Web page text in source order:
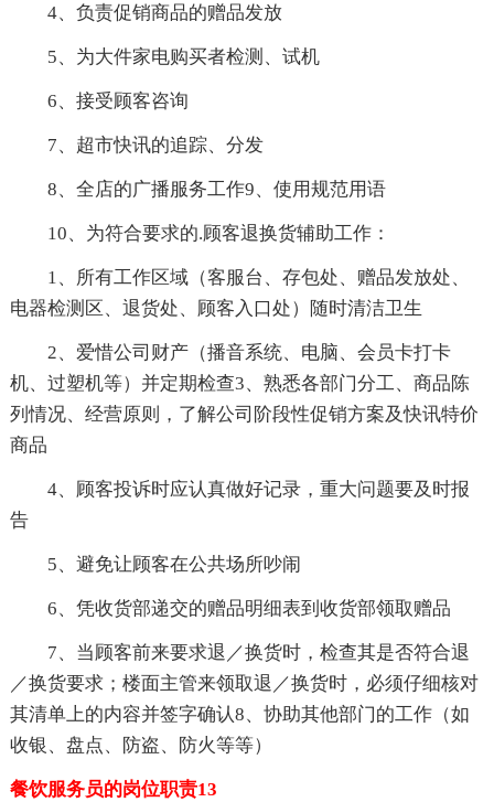
4、负责促销商品的赠品发放
5、为大件家电购买者检测、试机
6、接受顾客咨询
7、超市快讯的追踪、分发
8、全店的广播服务工作9、使用规范用语
10、为符合要求的.顾客退换货辅助工作：
1、所有工作区域（客服台、存包处、赠品发放处、
电器检测区、退货处、顾客入口处）随时清洁卫生
2、爱惜公司财产（播音系统、电脑、会员卡打卡
机、过塑机等）并定期检查3、熟悉各部门分工、商品陈
列情况、经营原则，了解公司阶段性促销方案及快讯特价
商品
4、顾客投诉时应认真做好记录，重大问题要及时报
告
5、避免让顾客在公共场所吵闹
6、凭收货部递交的赠品明细表到收货部领取赠品
7、当顾客前来要求退／换货时，检查其是否符合退
／换货要求；楼面主管来领取退／换货时，必须仔细核对
其清单上的内容并签字确认8、协助其他部门的工作（如
收银、盘点、防盗、防火等等）
餐饮服务员的岗位职责13